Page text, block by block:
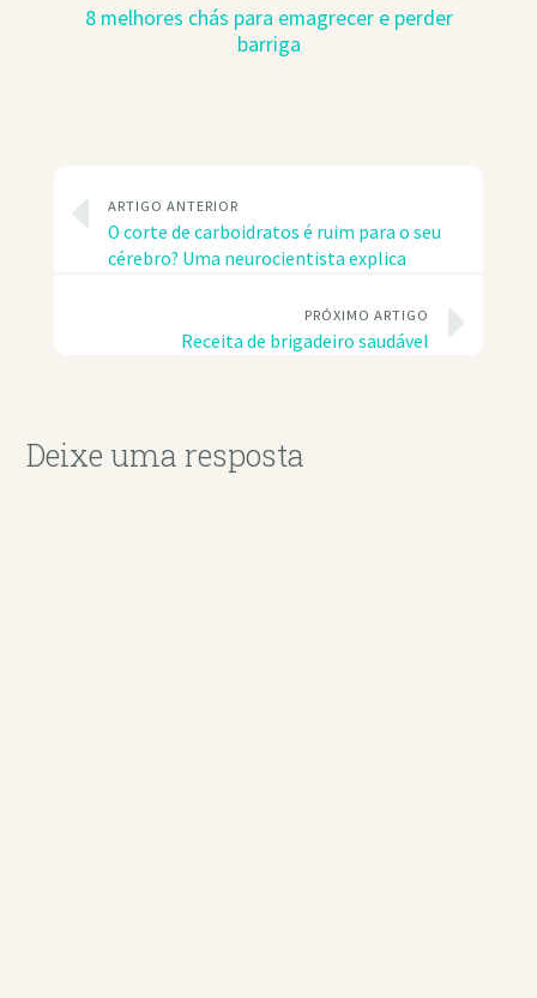
8 melhores chás para emagrecer e perder
barriga
ARTIGO ANTERIOR
O corte de carboidratos é ruim para o seu
cérebro? Uma neurocientista explica
PRÓXIMO ARTIGO
Receita de brigadeiro saudável
Deixe uma resposta